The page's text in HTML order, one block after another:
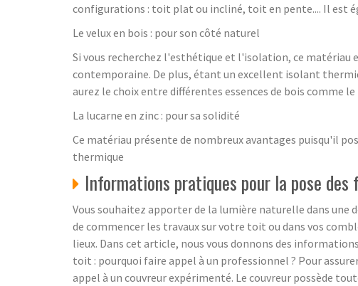
configurations : toit plat ou incliné, toit en pente.... Il est
Le velux en bois : pour son côté naturel
Si vous recherchez l'esthétique et l'isolation, ce matériau
contemporaine. De plus, étant un excellent isolant
aurez le choix entre différentes essences de bois comme
La lucarne en zinc : pour sa solidité
Ce matériau présente de nombreux avantages puisqu'il
thermique
Informations pratiques pour la pose
Vous souhaitez apporter de la lumière naturelle dans
de commencer les travaux sur votre toit ou dans vos
lieux. Dans cet article, nous vous donnons des
toit : pourquoi faire appel à un professionnel ? Pour
appel à un couvreur expérimenté. Le couvreur possède